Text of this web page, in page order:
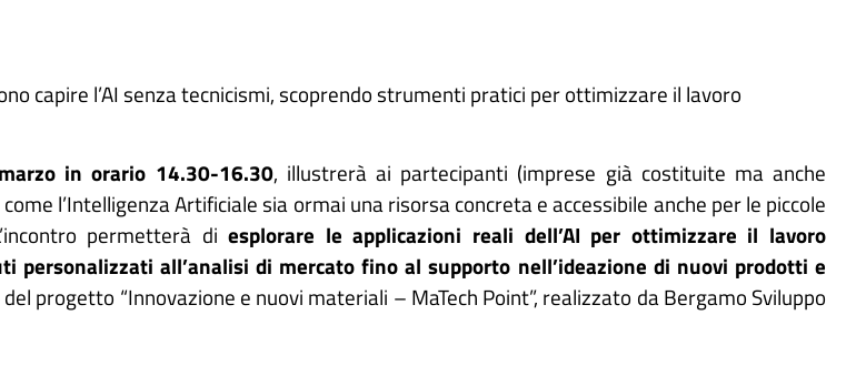
capire l’AI senza tecnicismi, scoprendo strumenti pratici per ottimizzare il lavoro
in orario 14.30-16.30, illustrerà ai partecipanti (imprese già costituite ma anche
l’Intelligenza Artificiale sia ormai una risorsa concreta e accessibile anche per le piccole
permetterà diesplorare le applicazioni reali dell’AI per ottimizzare il lavoro
personalizzati all’analisi di mercato fino al supporto nell’ideazione di nuovi prodotti e
progetto “Innovazione e nuovi materiali – MaTech Point”, realizzato da Bergamo Sviluppo